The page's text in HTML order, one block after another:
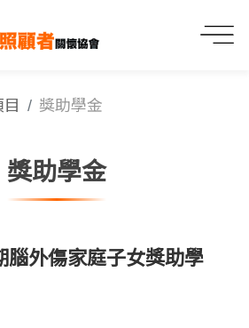
獎助學金
獎助學金
腦外傷家庭子女獎助學